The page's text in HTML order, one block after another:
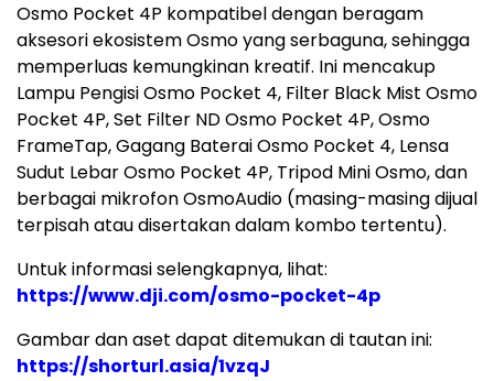
Osmo Pocket 4P kompatibel dengan beragam
aksesori ekosistem Osmo yang serbaguna, sehingga
memperluas kemungkinan kreatif. Ini mencakup
Lampu Pengisi Osmo Pocket 4, Filter Black Mist Osmo
Pocket 4P, Set Filter ND Osmo Pocket 4P, Osmo
FrameTap, Gagang Baterai Osmo Pocket 4, Lensa
Sudut Lebar Osmo Pocket 4P, Tripod Mini Osmo, dan
berbagai mikrofon OsmoAudio (masing-masing dijual
terpisah atau disertakan dalam kombo tertentu).
Untuk informasi selengkapnya, lihat:
https://www.dji.com/osmo-pocket-4p
Gambar dan aset dapat ditemukan di tautan ini:
https://shorturl.asia/1vzqJ